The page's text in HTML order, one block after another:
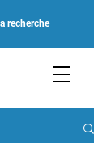
recherche